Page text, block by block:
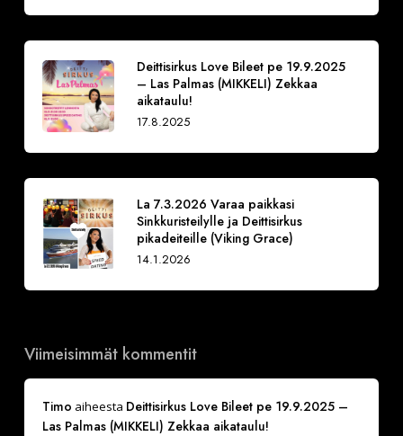
Deittisirkus Love Bileet pe 19.9.2025
– Las Palmas (MIKKELI) Zekkaa
aikataulu!
17.8.2025
La 7.3.2026 Varaa paikkasi
Sinkkuristeilylle ja Deittisirkus
pikadeiteille (Viking Grace)
14.1.2026
Viimeisimmät kommentit
Timo aiheesta Deittisirkus Love Bileet pe 19.9.2025 –
Las Palmas (MIKKELI) Zekkaa aikataulu!